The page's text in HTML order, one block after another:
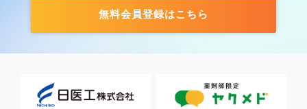
無料会員登録はこちら